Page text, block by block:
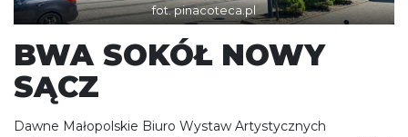
fot. pinacoteca.pl
BWA SOKÓŁ NOWY
SĄCZ
Dawne Małopolskie Biuro Wystaw Artystycznych